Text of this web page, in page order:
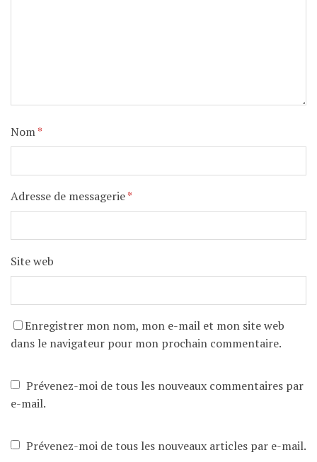
Nom*
Adresse de messagerie*
Site web
Enregistrer mon nom, mon e-mail et mon site web
dans le navigateur pour mon prochain commentaire.
Prévenez-moi de tous les nouveaux commentaires par
e-mail.
Prévenez-moi de tous les nouveaux articles par e-mail.